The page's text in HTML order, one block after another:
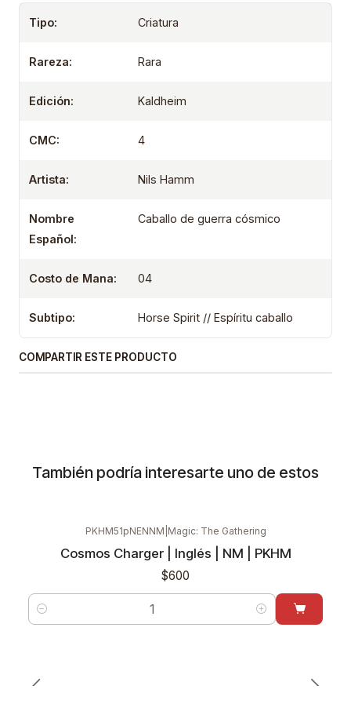
Tipo: Criatura
Rareza: Rara
Edición: Kaldheim
CMC: 4
Artista: Nils Hamm
Nombre
Español:
Caballo de guerra cósmico
Costo de Mana: 04
Subtipo: Horse Spirit // Espíritu caballo
COMPARTIR ESTE PRODUCTO
También podría interesarte uno de estos
PKHM51pNENNM Magic: The Gathering
Cosmos Charger | Inglés | NM | PKHM
$600
Cantidad